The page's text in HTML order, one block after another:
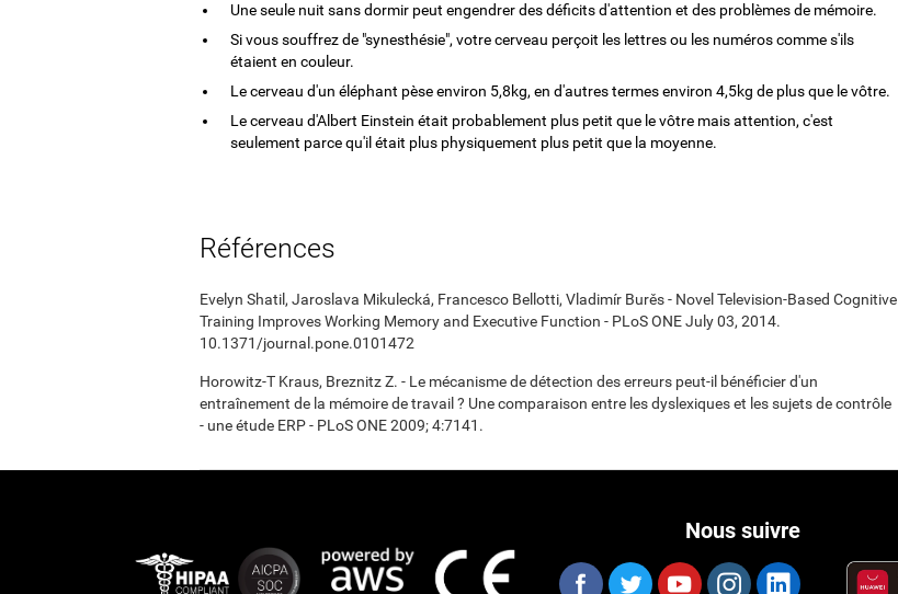
Une seule nuit sans dormir peut engendrer des déficits d'attention et des problèmes de mémoire.
Si vous souffrez de "synesthésie", votre cerveau perçoit les lettres ou les numéros comme s'ils
étaient en couleur.
Le cerveau d'un éléphant pèse environ 5,8kg, en d'autres termes environ 4,5kg de plus que le vôtre.
Le cerveau d'Albert Einstein était probablement plus petit que le vôtre mais attention, c'est
seulement parce qu'il était plus physiquement plus petit que la moyenne.
Références
Evelyn Shatil, Jaroslava Mikulecká, Francesco Bellotti, Vladimír Burěs - Novel Television-Based Cognitive
Training Improves Working Memory and Executive Function - PLoS ONE July 03, 2014.
10.1371/journal.pone.0101472
Horowitz-T Kraus, Breznitz Z. - Le mécanisme de détection des erreurs peut-il bénéficier d'un
entraînement de la mémoire de travail ? Une comparaison entre les dyslexiques et les sujets de contrôle
- une étude ERP - PLoS ONE 2009; 4:7141.
Nous suivre